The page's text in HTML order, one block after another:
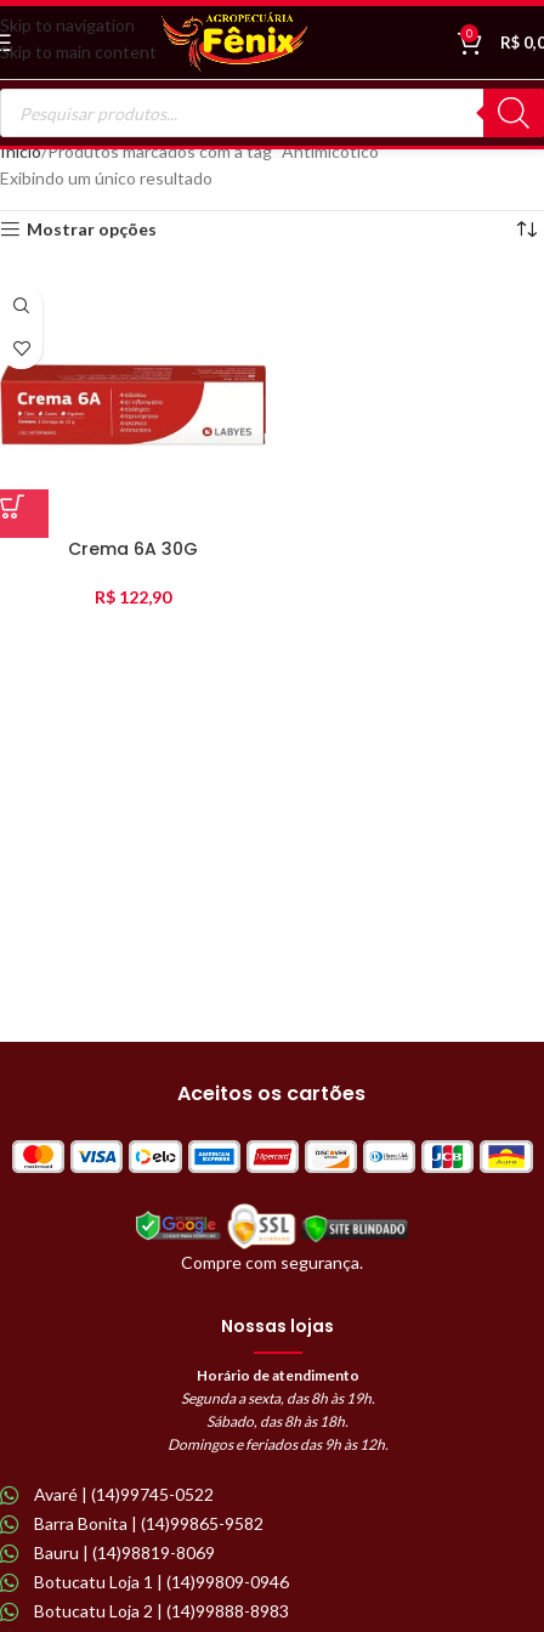
Skip to navigation
Skip to main content
0 R$
Início Produtos marcados com a tag “Antimicótico”
Exibindo um único resultado
Mostrar opções
Crema 6A 30G
R$ 122,90
Aceitos os cartões
Compre com segurança.
Nossas lojas
Horário de atendimento
Segunda a sexta, das 8h às 19h.
Sábado, das 8h às 18h.
Domingos e feriados das 9h às 12h.
Avaré | (14)99745-0522
Barra Bonita | (14)99865-9582
Bauru | (14)98819-8069
Botucatu Loja 1 | (14)99809-0946
Botucatu Loja 2 | (14)99888-8983